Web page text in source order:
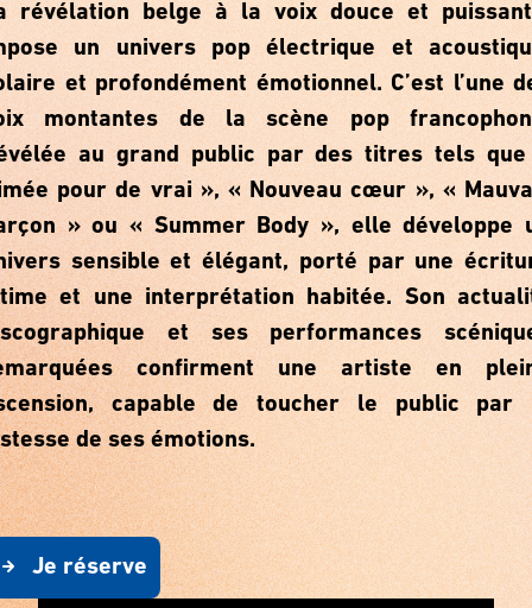
révélation belge à la voix douce et
un univers pop électrique et
et profondément émotionnel. C’est l’une
montantes de la scène pop
au grand public par des titres tels
pour de vrai », « Nouveau cœur », «
» ou « Summer Body », elle développe
sensible et élégant, porté par une
et une interprétation habitée. Son
et ses performances
confirment une artiste en
capable de toucher le public par
de ses émotions.
Je réserve